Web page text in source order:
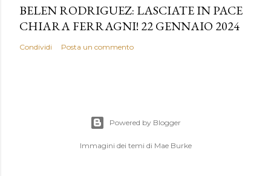
BELEN RODRIGUEZ: LASCIATE IN PACE
CHIARA FERRAGNI! 22 GENNAIO 2024
Condividi Posta un commento
Powered by Blogger
Immagini dei temi di Mae Burke